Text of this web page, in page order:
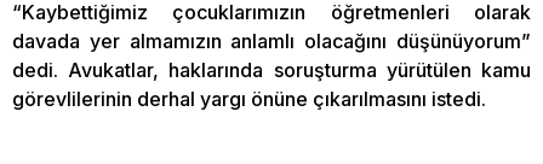
“Kaybettiğimiz çocuklarımızın öğretmenleri olarak
davada yer almamızın anlamlı olacağını düşünüyorum”
dedi. Avukatlar, haklarında soruşturma yürütülen kamu
görevlilerinin derhal yargı önüne çıkarılmasını istedi.